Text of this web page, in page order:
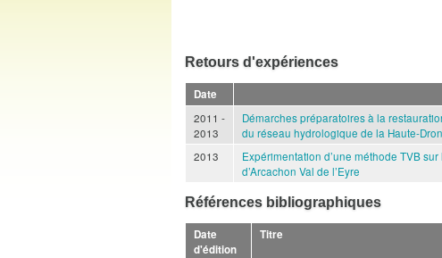
Retours d'expériences
Date
2011 -
2013
Démarches préparatoires à la
du réseau hydrologique de la Haute-
2013
Expérimentation d’une méthode TVB
d’Arcachon Val de l’Eyre
Références bibliographiques
Date
d'édition
Titre